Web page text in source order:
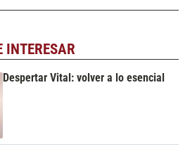
INTERESAR
Despertar Vital: volver a lo esencial